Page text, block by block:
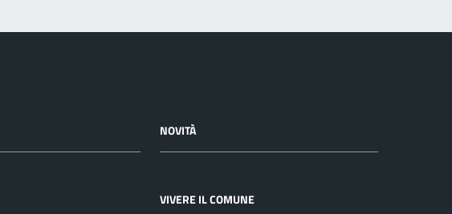
NOVITÀ
VIVERE IL COMUNE